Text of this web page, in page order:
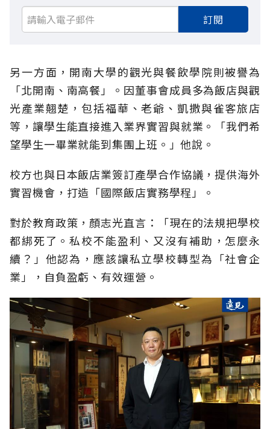
訂閱
另一方面，開南大學的觀光與餐飲學院則被譽為
「北開南、南高餐」。因董事會成員多為飯店與觀
光產業翹楚，包括福華、老爺、凱撒與雀客旅店
等，讓學生能直接進入業界實習與就業。「我們希
望學生一畢業就能到集團上班。」他說。
校方也與日本飯店業簽訂產學合作協議，提供海外
實習機會，打造「國際飯店實務學程」。
對於教育政策，顏志光直言：「現在的法規把學校
都綁死了。私校不能盈利、又沒有補助，怎麼永
續？」他認為，應該讓私立學校轉型為「社會企
業」，自負盈虧、有效運營。